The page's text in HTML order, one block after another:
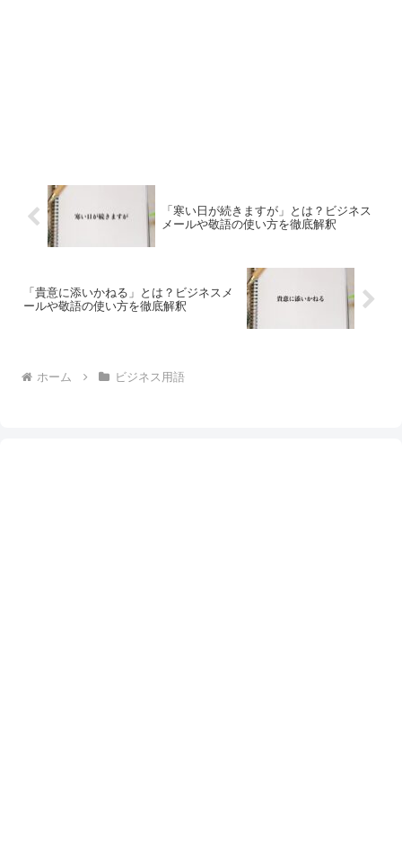
「寒い日が続きますが」とは？ビジネス
メールや敬語の使い方を徹底解釈
「貴意に添いかねる」とは？ビジネスメ
ールや敬語の使い方を徹底解釈
ホーム ビジネス用語